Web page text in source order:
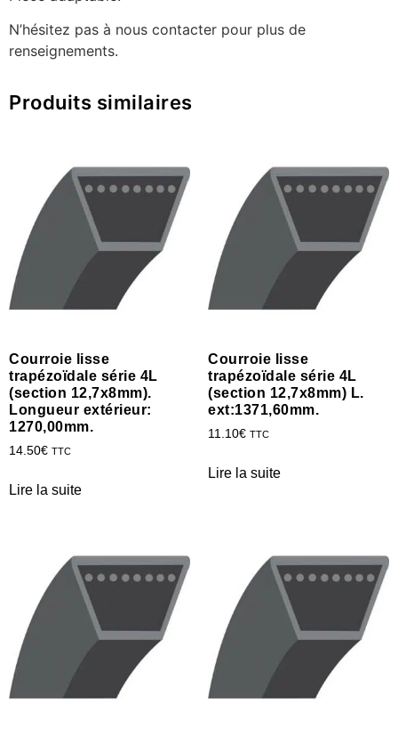
N’hésitez pas à nous contacter pour plus de
renseignements.
Produits similaires
Courroie lisse
trapézoïdale série 4L
(section 12,7x8mm).
Longueur extérieur:
1270,00mm.
14.50€ TTC
Lire la suite
Courroie lisse
trapézoïdale série 4L
(section 12,7x8mm) L.
ext:1371,60mm.
11.10€ TTC
Lire la suite